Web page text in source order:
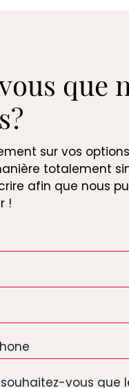
que
sur vos
totalement
afin que nous
!